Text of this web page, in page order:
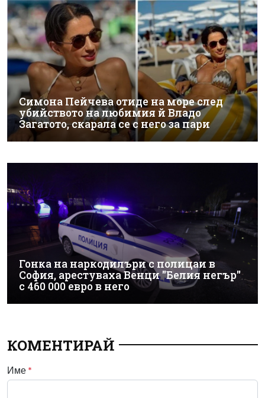
Симона Пейчева отиде на море след
убийството на любимия й Владо
Загатото, скарала се с него за пари
Гонка на наркодилъри с полицаи в
София, арестуваха Венци "Белия негър"
с 460 000 евро в него
КОМЕНТИРАЙ
Име *